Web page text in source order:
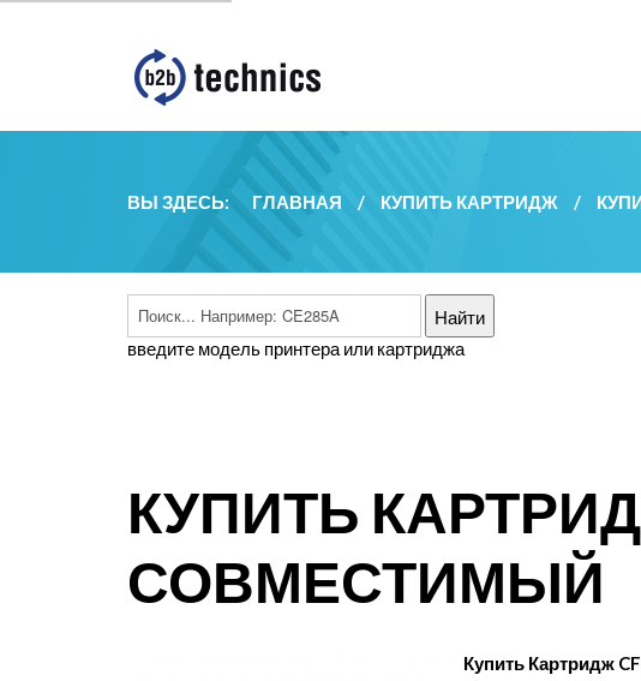
ВЫ ЗДЕСЬ: ГЛАВНАЯ / КУПИТЬ КАРТРИДЖ /
введите модель принтера или картриджа
КУПИТЬ
СОВМЕСТИМЫЙ
Купить Картридж